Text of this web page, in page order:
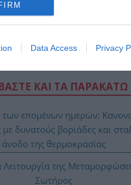
Data Access Privacy
ΚΑΙ ΤΑ ΠΑΡΑΚΑΤΩ
των επομένων ημερών:
δυνατούς βοριάδες και
άνοδο της θερμοκρασίας
Λειτουργία της
Σωτήρος